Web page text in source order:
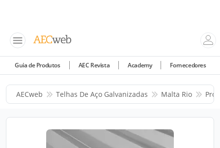
Guia de Produtos AEC Revista Academy Fornecedores
AECweb Telhas De Aço Galvanizadas Malta Rio